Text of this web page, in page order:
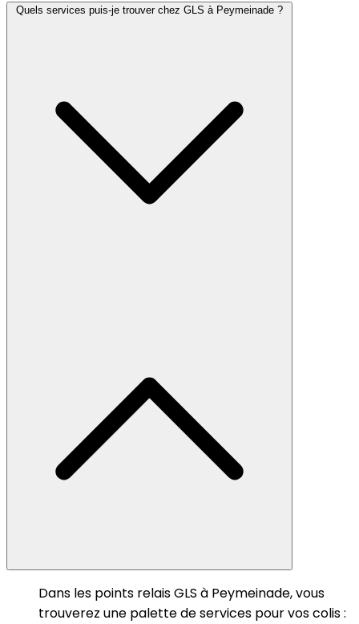
Quels services puis-je trouver chez GLS à Peymeinade ?
Dans les points relais GLS à Peymeinade, vous
trouverez une palette de services pour vos colis :